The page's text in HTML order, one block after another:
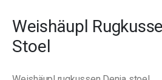
the
of
images
Weishäupl
Stoel